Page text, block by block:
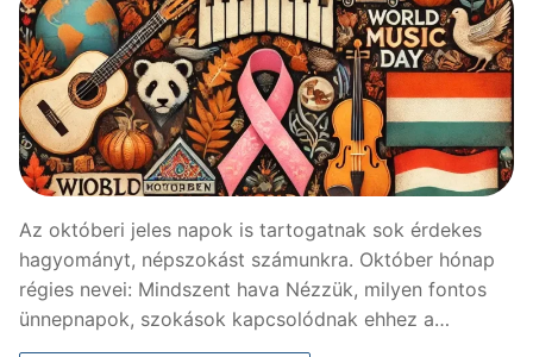
Az októberi jeles napok is tartogatnak sok érdekes
hagyományt, népszokást számunkra. Október hónap
régies nevei: Mindszent hava Nézzük, milyen fontos
ünnepnapok, szokások kapcsolódnak ehhez a…